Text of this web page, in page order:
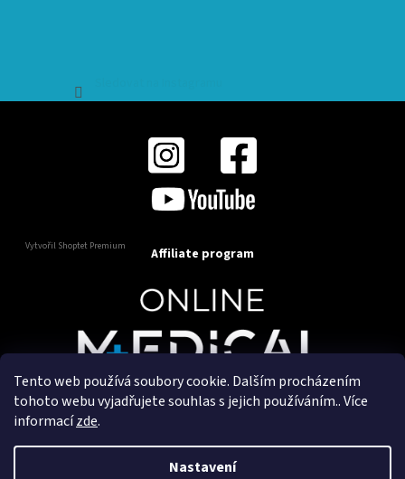
Tento web používá soubory cookie. Dalším procházením
tohoto webu vyjadřujete souhlas s jejich používáním.. Více
informacízde.
Nastavení
Vytvořil Shoptet Premium Affiliate program
Copyright 2025OnlineMedical.cz. Všechna práva
Vytvořil a marketingově zajišťuje